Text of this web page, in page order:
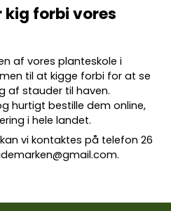
kig forbi vores
af vores planteskole i
til at kigge forbi for at se
af stauder til haven.
hurtigt bestille dem online,
i hele landet.
vi kontaktes på telefon26
.